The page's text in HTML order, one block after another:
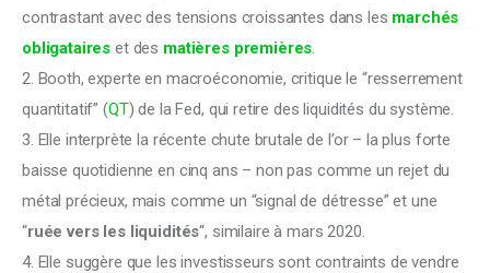
contrastant avec des tensions croissantes dans les marchés
obligataires et des matières premières.
2. Booth, experte en macroéconomie, critique le “resserrement
quantitatif” (QT) de la Fed, qui retire des liquidités du système.
3. Elle interprète la récente chute brutale de l’or – la plus forte
baisse quotidienne en cinq ans – non pas comme un rejet du
métal précieux, mais comme un “signal de détresse” et une
“ruée vers les liquidités“, similaire à mars 2020.
4. Elle suggère que les investisseurs sont contraints de vendre